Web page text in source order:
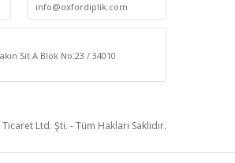
info@oxfordiplik.com
Sit A Blok No:23 / 34010
Ltd. Şti. - Tüm Hakları Saklıdır.